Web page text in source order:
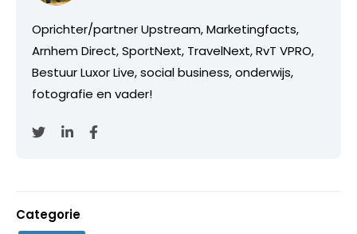
Oprichter/partner Upstream, Marketingfacts,
Arnhem Direct, SportNext, TravelNext, RvT VPRO,
Bestuur Luxor Live, social business, onderwijs,
fotografie en vader!
Categorie